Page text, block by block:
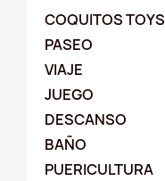
COQUITOS TOYS
PASEO
VIAJE
JUEGO
DESCANSO
BAÑO
PUERICULTURA